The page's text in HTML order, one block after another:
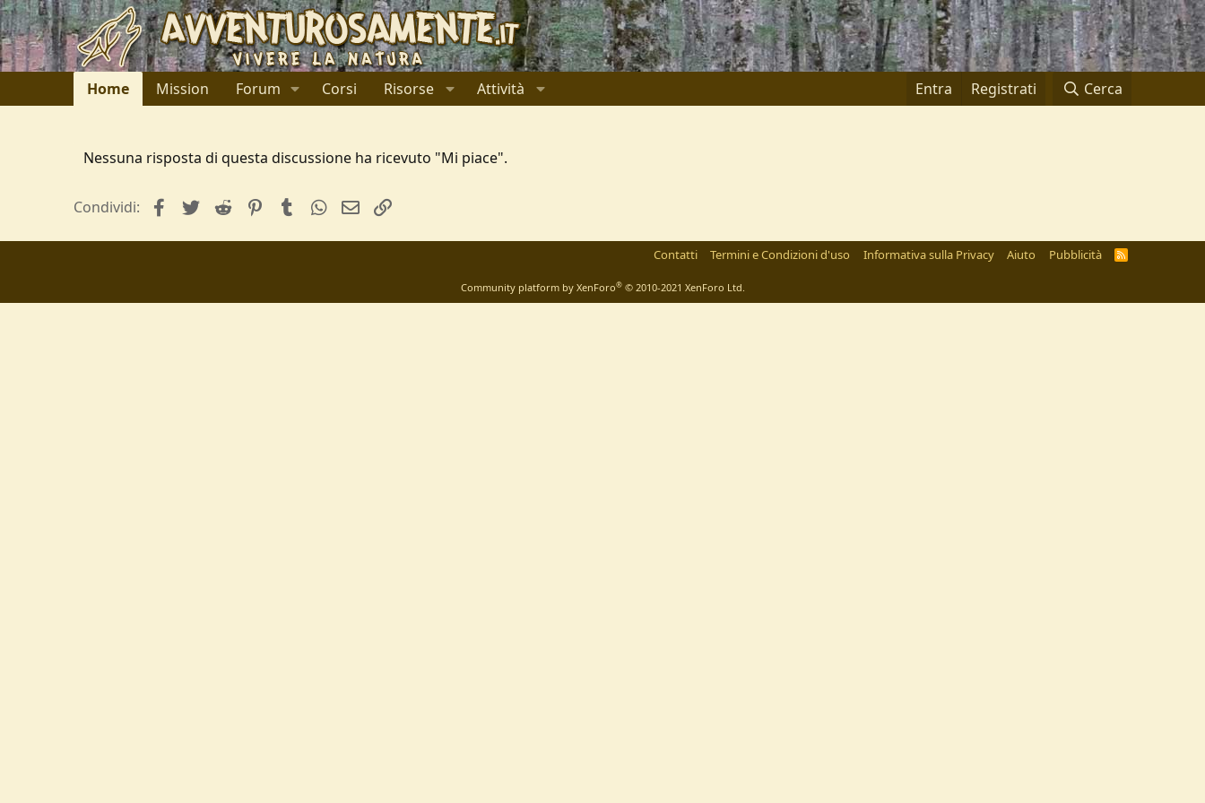
Home Mission Forum Corsi Risorse Attività Entra Registrati Cerca
Nessuna risposta di questa discussione ha ricevuto "Mi piace".
Condividi: facebookTwitterReddit PinterestTumblrWhatsApp
e-mail
Contatti Termini e Condizioni d'uso Informativa sulla Privacy Aiuto Pubblicità
R
Community platform by XenForo® © 2010-2021 XenForo Ltd.